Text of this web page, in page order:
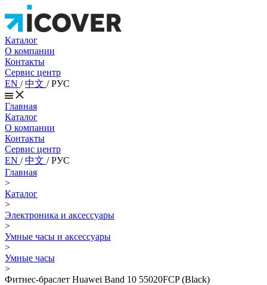
Каталог
О компании
Контакты
Сервис центр
EN /中文 /РУС
Главная
Каталог
О компании
Контакты
Сервис центр
EN /中文 /РУС
Главная
>
Каталог
>
Электроника и аксессуары
>
Умные часы и аксессуары
>
Умные часы
>
Фитнес-браслет Huawei Band 10 55020FCP (Black)